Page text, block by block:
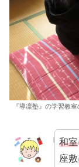
『導凛塾』の学習教
和室
座